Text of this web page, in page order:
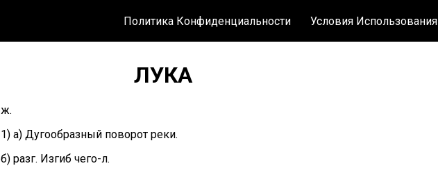
Политика Конфиденциальности Условия Использования
ЛУКА
ж.
1) а) Дугообразный поворот реки.
б) разг. Изгиб чего-л.